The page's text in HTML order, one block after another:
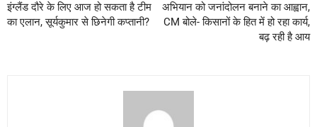
इंग्लैंड दौरे के लिए आज हो सकता है टीम
का एलान, सूर्यकुमार से छिनेगी कप्तानी?
अभियान को जनांदोलन बनाने का आह्वान,
CM बोले- किसानों के हित में हो रहा कार्य,
बढ़ रही है आय